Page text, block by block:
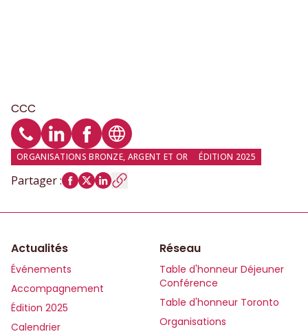
CCC
TéléphoneProfil LinkedIn
Profil Facebook
Site web
ORGANISATIONS BRONZE, ARGENT ET OR ÉDITION 2025
Partager:
Actualités
Événements
Accompagnement
Édition 2025
Calendrier
Réseau
Table d'honneur Déjeuner
Conférence
Table d'honneur Toronto
Organisations